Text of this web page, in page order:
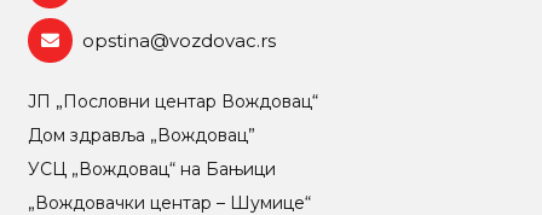
opstina@vozdovac.rs
ЈП „Пословни центар Вождовац“
Дом здравља „Вождовац”
УСЦ „Вождовац“ на Бањици
„Вождовачки центар – Шумице“